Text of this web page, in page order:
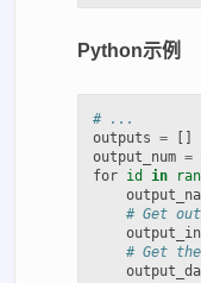
Python示例
# ...
outputs =
[]
output_num =
for id in
# Get
# Get